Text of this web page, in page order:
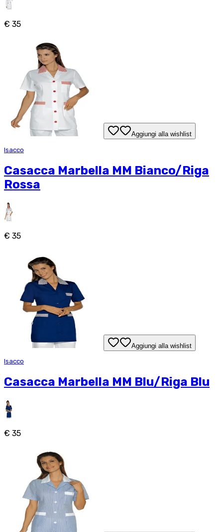
€ 35
Aggiungi alla wishlist
Isacco
Casacca Marbella MM Bianco/Riga
Rossa
€ 35
Aggiungi alla wishlist
Isacco
Casacca Marbella MM Blu/Riga Blu
€ 35